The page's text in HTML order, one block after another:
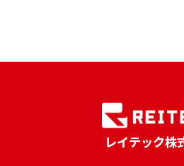
レイテック株